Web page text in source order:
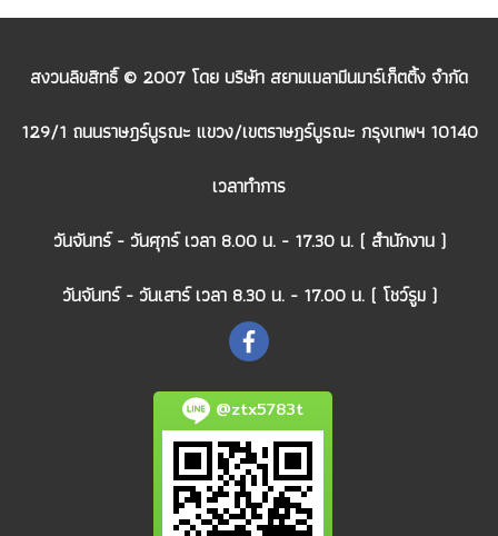
สงวนลิขสิทธิ์ © 2007 โดย บริษัท สยามเมลามีนมาร์เก็ตติ้ง จำกัด
129/1 ถนนราษฎร์บูรณะ แขวง/เขตราษฎร์บูรณะ กรุงเทพฯ 10140
เวลาทำการ
วันจันทร์ - วันศุกร์ เวลา 8.00 น. - 17.30 น. ( สำนักงาน )
วันจันทร์ - วันเสาร์ เวลา 8.30 น. - 17.00 น. ( โชว์รูม )
@ztx5783t